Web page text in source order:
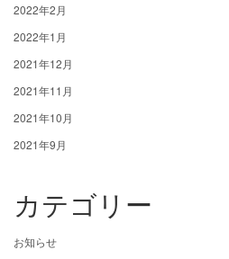
2022年2月
2022年1月
2021年12月
2021年11月
2021年10月
2021年9月
カテゴリー
お知らせ